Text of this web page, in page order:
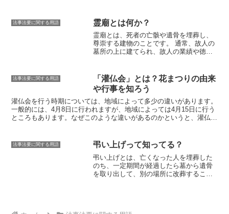
し込んで彫刻を施す「レジン流し」など
もあります。
ます。施餓鬼法要は、盂蘭盆会の一環と
して行われる法要で、餓鬼道に落ちた霊
を供養することが目的です。餓鬼道と
は、仏教でいう地獄の一つで、飢えと渇
きに苦しむ霊が住む世界です。施餓鬼法
ます。また、餓鬼道から抜け出すことが
できるように、餓鬼に施しをすることも
あります。施しには、食べ物や飲み物だ
けでなく、お金や衣服などを施すことも
あります。施餓鬼法要は、盂蘭盆会の一
環として行われる法要ですが、盂蘭盆会
祖の霊を供養するだけでなく、餓鬼道に
落ちた霊を供養し、餓鬼道から抜け出す
ことができるようにするために行われる
法要です。
法事法要に関する用語 霊廟とは何か？
霊廟とは、死者の亡骸や遺骨を埋葬し、
尊崇する建物のことです。
通常、故人の
墓所の上に建てられ、故人の業績や徳を
常に精巧で芸術的なものもあります。霊
廟は、古代エジプトのピラミッドから、
現代の霊園にある小さな納骨堂まで、世
界中で見ることができます。最も有名な
霊廟の一つは、中国の北京にある毛沢東
霊廟です。この霊廟は、毛沢東の遺体が
故人の業績を称えるために使用されま
す。また、霊廟は、故人の魂が安らかに
眠れるように祈る場所としても使用され
ます。
法事法要に関する用語
「灌仏会」とは？花まつりの由来
や行事を知ろう
灌仏会を行う時期については、地域によって多少の違いがあります。
一般的には、4月8日に行われますが、地域によっては4月15日に行う
ところもあります。なぜこのような違いがあるのかというと、灌仏会
のため、灌仏会を4月8日に行う地域もあれば、お釈迦様の誕生日に
近い4月15日に行う地域もあるのです。また、灌仏会は、お釈迦様の
誕生日を祝うとともに、お釈迦様の教えを学ぶ日でもあります。その
ため、灌仏会には、お釈迦様の教えを説いたお経を読んだり、お釈迦
様の生涯について学んだりするイベントが行われることもあります。
法事法要に関する用語 弔い上げって知ってる？
弔い上げとは、亡くなった人を埋葬した
のち、一定期間が経過したら墓から遺骨
を取り出して、別の場所に改葬すること